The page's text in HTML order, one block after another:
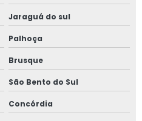
Jaraguá do sul
Palhoça
Brusque
São Bento do Sul
Concórdia